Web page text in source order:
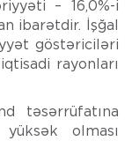
– 16,0%-i
ibarətdir. İşğal
göstəriciləri
rayonları
təsərrüfatına
olması